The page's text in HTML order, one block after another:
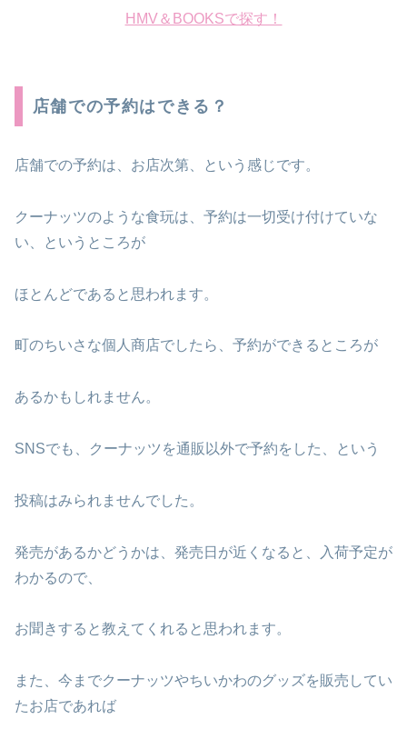
HMV＆BOOKSで探す！
店舗での予約はできる？
店舗での予約は、お店次第、という感じです。
クーナッツのような食玩は、予約は一切受け付けていな
い、というところが
ほとんどであると思われます。
町のちいさな個人商店でしたら、予約ができるところが
あるかもしれません。
SNSでも、クーナッツを通販以外で予約をした、という
投稿はみられませんでした。
発売があるかどうかは、発売日が近くなると、入荷予定が
わかるので、
お聞きすると教えてくれると思われます。
また、今までクーナッツやちいかわのグッズを販売してい
たお店であれば